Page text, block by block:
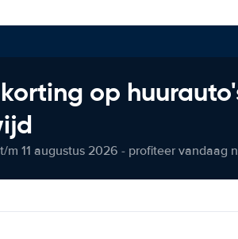
op
m 11 augustus 2026 - profiteer vandaag